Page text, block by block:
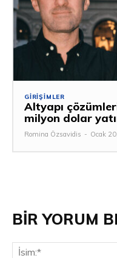
GIRIŞIMLER
Altyapı
milyon dolar
Romina Özsavidis - Ocak
BİR YORUM